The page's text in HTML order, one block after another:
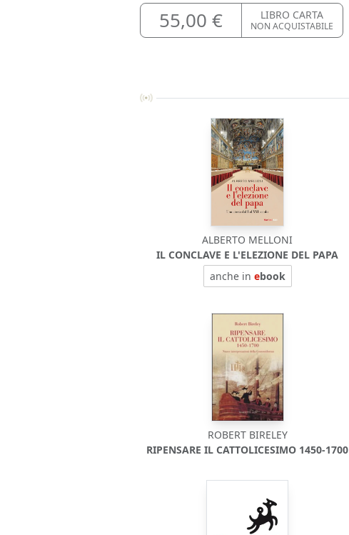
55,00 € LIBRO CARTA
NON ACQUISTABILE
ALBERTO MELLONI
IL CONCLAVE E L'ELEZIONE DEL PAPA
anche in ebook
ROBERT BIRELEY
RIPENSARE IL CATTOLICESIMO 1450-1700